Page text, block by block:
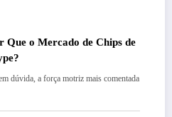
o Mercado de Chips de
dúvida, a força motriz mais comentada